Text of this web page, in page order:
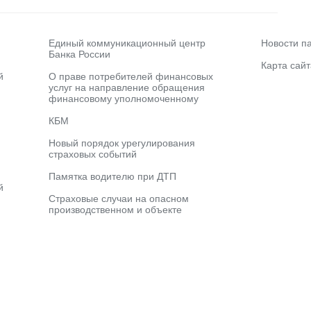
Единый коммуникационный центр
Банка России
О праве потребителей финансовых
услуг на направление обращения
финансовому уполномоченному
КБМ
Новый порядок урегулирования
страховых событий
Памятка водителю при ДТП
Страховые случаи на опасном
производственном и объекте
Новости
Карта